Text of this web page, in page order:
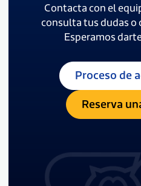
Contacta con el
consulta tus dudas o
Esperamos
Proceso de
Reserva